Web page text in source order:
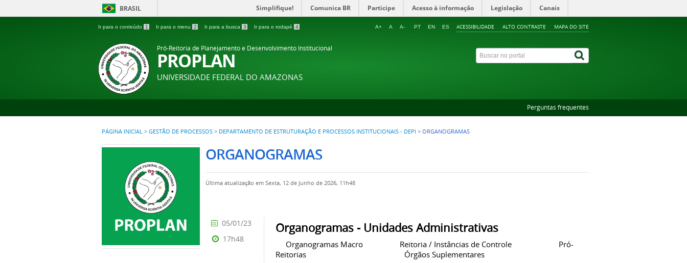
BRASIL Simplifique! Comunica BR Participe Acesso à informação Legislação Canais
Ir para o conteúdo 1 Ir para o menu 2 Ir para a busca 3 Ir para o rodapé 4 ACESSIBILIDADE ALTO CONTRASTE MAPA DO SITE
A+ A A- PT EN ES
Pró-Reitoria de Planejamento e Desenvolvimento Institucional
PROPLAN
UNIVERSIDADE FEDERAL DO AMAZONAS
Perguntas frequentes
PÁGINA INICIAL > GESTÃO DE PROCESSOS > DEPARTAMENTO DE ESTRUTURAÇÃO E PROCESSOS INSTITUCIONAIS - DEPI > ORGANOGRAMAS
ORGANOGRAMAS
Última atualização em Sexta, 12 de Junho de 2026, 11h48
Organogramas - Unidades Administrativas
Organogramas Macro Reitoria / Instâncias de Controle Pró-
Reitorias Órgãos Suplementares
05/01/23
17h48